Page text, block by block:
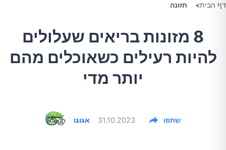
דף הבית> תזונה
8 מזונות בריאים שעלולים
להיות רעילים כשאוכלים מהם
יותר מדי
אגוגו 31.10.2023 שתפו